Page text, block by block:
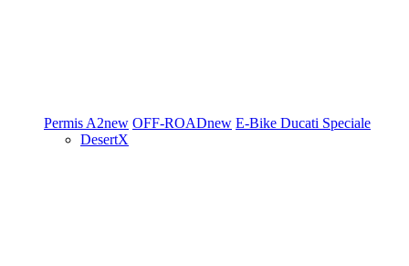
Permis A2new OFF-ROADnew E-Bike Ducati Speciale
DesertX